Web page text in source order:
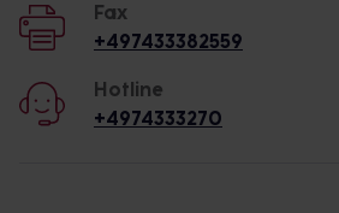
Fax
+497433382559
Hotline
+4974333270